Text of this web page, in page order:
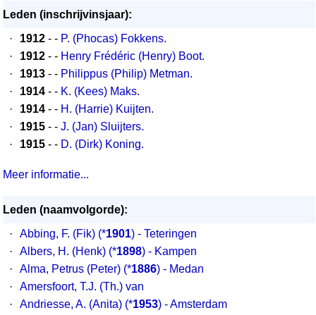
Leden (inschrijvinsjaar):
·
1912 - - P. (Phocas) Fokkens.
·
1912 - - Henry Frédéric (Henry) Boot.
·
1913 - - Philippus (Philip) Metman.
·
1914 - - K. (Kees) Maks.
·
1914 - - H. (Harrie) Kuijten.
·
1915 - - J. (Jan) Sluijters.
·
1915 - - D. (Dirk) Koning.
Meer informatie...
Leden (naamvolgorde):
·
Abbing, F. (Fik) (*1901) - Teteringen
·
Albers, H. (Henk) (*1898) - Kampen
·
Alma, Petrus (Peter) (*1886) - Medan
·
Amersfoort, T.J. (Th.) van
·
Andriesse, A. (Anita) (*1953) - Amsterdam